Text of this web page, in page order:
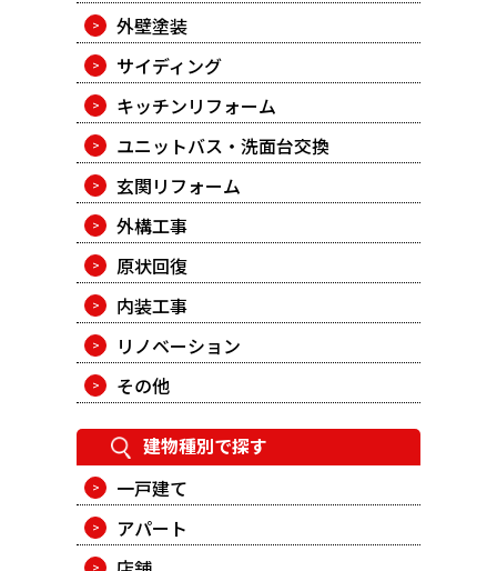
外壁塗装
サイディング
キッチンリフォーム
ユニットバス・洗面台交換
玄関リフォーム
外構工事
原状回復
内装工事
リノベーション
その他
建物種別で探す
一戸建て
アパート